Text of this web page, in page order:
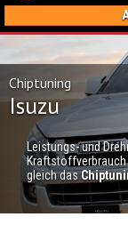
Chiptuning
Isuzu
Leistungs- und
Kraftstoffverbrauch
gleich das